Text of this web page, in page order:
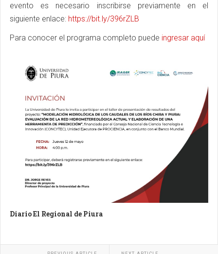
evento es necesario inscribirse previamente en el
siguiente enlace: https://bit.ly/396rZLB
Para conocer el programa completo puede ingresar aquí
Diario El Regional de Piura